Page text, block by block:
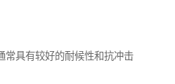
具有较好的耐候性和抗冲击